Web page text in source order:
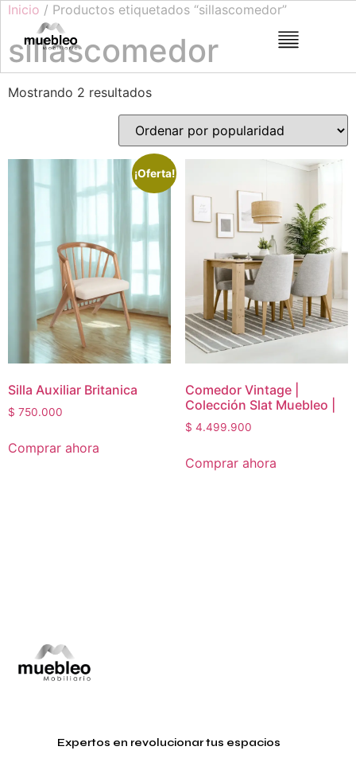
Inicio / Productos etiquetados “sillascomedor”
sillascomedor
Mostrando 2 resultados
¡Oferta!
Silla Auxiliar Britanica
$ 750.000
Comprar ahora
Comedor Vintage |
Colección Slat Muebleo |
$ 4.499.900
Comprar ahora
Expertos en revolucionar tus espacios